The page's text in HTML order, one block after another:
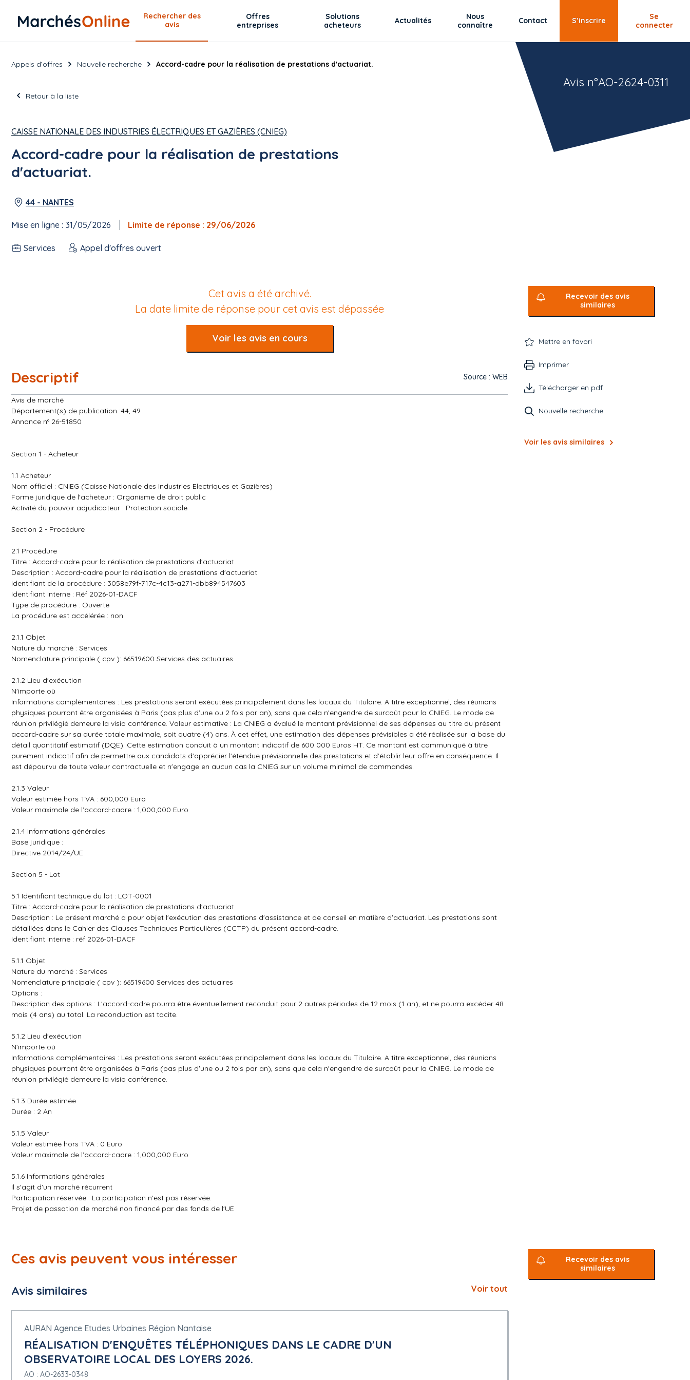
Rechercher des
avis
Offres
entreprises
Solutions
acheteurs
Actualités
Nous
connaître
Contact S’inscrire
Se
connecter
Appels d’offres Nouvelle recherche Accord-cadre pour la réalisation de prestations d'actuariat.
Retour à la liste
CAISSE NATIONALE DES INDUSTRIES ÉLECTRIQUES ET GAZIÈRES (CNIEG)
Accord-cadre pour la réalisation de prestations
d'actuariat.
44 - NANTES
Mise en ligne : 31/05/2026 Limite de réponse : 29/06/2026
Services Appel d'offres ouvert
Avis n°AO-2624-0311
Cet avis a été archivé.
La date limite de réponse pour cet avis est dépassée
Voir les avis en cours
Descriptif Source : WEB
Avis de marché
Département(s) de publication :44, 49
Annonce n° 26-51850
Section 1 - Acheteur
1.1 Acheteur
Nom officiel : CNIEG (Caisse Nationale des Industries Electriques et Gazières)
Forme juridique de l'acheteur : Organisme de droit public
Activité du pouvoir adjudicateur : Protection sociale
Section 2 - Procédure
2.1 Procédure
Titre : Accord-cadre pour la réalisation de prestations d'actuariat
Description : Accord-cadre pour la réalisation de prestations d'actuariat
Identifiant de la procédure : 3058e79f-717c-4c13-a271-dbb894547603
Identifiant interne : Réf 2026-01-DACF
Type de procédure : Ouverte
La procédure est accélérée : non
2.1.1 Objet
Nature du marché : Services
Nomenclature principale ( cpv ): 66519600 Services des actuaires
2.1.2 Lieu d'exécution
N'importe où
Informations complémentaires : Les prestations seront exécutées principalement dans les locaux du Titulaire. A titre exceptionnel, des réunions
physiques pourront être organisées à Paris (pas plus d'une ou 2 fois par an), sans que cela n'engendre de surcoût pour la CNIEG. Le mode de
réunion privilégié demeure la visio conférence. Valeur estimative : La CNIEG a évalué le montant prévisionnel de ses dépenses au titre du présent
accord-cadre sur sa durée totale maximale, soit quatre (4) ans. À cet effet, une estimation des dépenses prévisibles a été réalisée sur la base du
détail quantitatif estimatif (DQE). Cette estimation conduit à un montant indicatif de 600 000 Euros HT. Ce montant est communiqué à titre
purement indicatif afin de permettre aux candidats d'apprécier l'étendue prévisionnelle des prestations et d'établir leur offre en conséquence. Il
est dépourvu de toute valeur contractuelle et n'engage en aucun cas la CNIEG sur un volume minimal de commandes.
2.1.3 Valeur
Valeur estimée hors TVA : 600,000 Euro
Valeur maximale de l'accord-cadre : 1,000,000 Euro
2.1.4 Informations générales
Base juridique :
Directive 2014/24/UE
Section 5 - Lot
5.1 Identifiant technique du lot : LOT-0001
Titre : Accord-cadre pour la réalisation de prestations d'actuariat
Description : Le présent marché a pour objet l'exécution des prestations d'assistance et de conseil en matière d'actuariat. Les prestations sont
détaillées dans le Cahier des Clauses Techniques Particulières (CCTP) du présent accord-cadre.
Identifiant interne : réf 2026-01-DACF
5.1.1 Objet
Nature du marché : Services
Nomenclature principale ( cpv ): 66519600 Services des actuaires
Options :
Description des options : L'accord-cadre pourra être éventuellement reconduit pour 2 autres périodes de 12 mois (1 an), et ne pourra excéder 48
mois (4 ans) au total. La reconduction est tacite.
5.1.2 Lieu d'exécution
N'importe où
Informations complémentaires : Les prestations seront exécutées principalement dans les locaux du Titulaire. A titre exceptionnel, des réunions
physiques pourront être organisées à Paris (pas plus d'une ou 2 fois par an), sans que cela n'engendre de surcoût pour la CNIEG. Le mode de
réunion privilégié demeure la visio conférence.
5.1.3 Durée estimée
Durée : 2 An
5.1.5 Valeur
Valeur estimée hors TVA : 0 Euro
Valeur maximale de l'accord-cadre : 1,000,000 Euro
5.1.6 Informations générales
Il s'agit d'un marché récurrent
Participation réservée : La participation n'est pas réservée.
Projet de passation de marché non financé par des fonds de l'UE
14 du Code de la commande publique. L'accord-cadre est conclu pour une période initiale de 24 mois (2 ans) à compter du 1er janvier 2027 ou
de sa date de notification si celle-ci intervient après cette date. L'accord-cadre pourra être éventuellement reconduit pour 2 autres périodes de
5.1.10 Critères d'attribution
Description : Cf. Règlement de la consultation et Cadre de proposition
Catégorie du critère d'attribution seuil : Pondération (points, valeur exacte)
Nombre critère d'attribution : 40
Critère :
Type : Qualité
Recevoir des avis
similaires
Mettre en favori
Imprimer
Télécharger en pdf
Nouvelle recherche
Voir les avis similaires
Ces avis peuvent vous intéresser
Avis similaires Voir tout
AURAN Agence Etudes Urbaines Région Nantaise
RÉALISATION D'ENQUÊTES TÉLÉPHONIQUES DANS LE CADRE D'UN
OBSERVATOIRE LOCAL DES LOYERS 2026.
AO : AO-2633-0348
Recevoir des avis
similaires